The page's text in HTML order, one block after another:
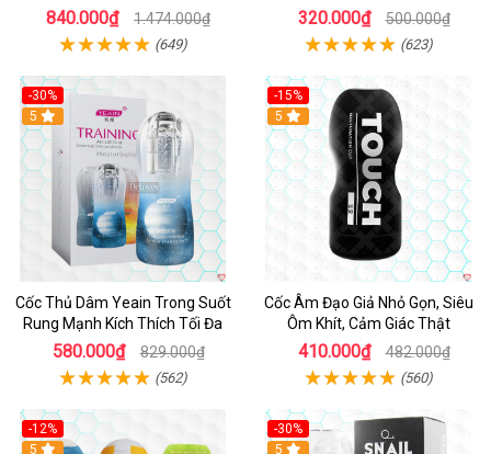
Mạnh
840.000₫ 1.474.000₫
(649)
vời
320.000₫ 500.000₫
(623)
-30%
Hot
5
Cốc Thủ Dâm Yeain Trong Suốt
Rung Mạnh Kích Thích Tối Đa
580.000₫ 829.000₫
(562)
-15%
5
Cốc Âm Đạo Giả Nhỏ Gọn, Siêu
Ôm Khít, Cảm Giác Thật
410.000₫ 482.000₫
(560)
-12%
5
-30%
5